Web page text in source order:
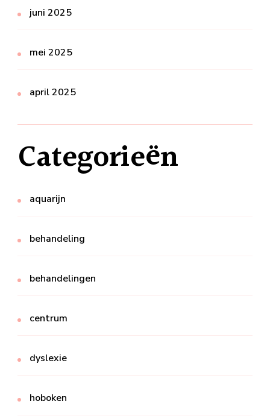
juni 2025
mei 2025
april 2025
Categorieën
aquarijn
behandeling
behandelingen
centrum
dyslexie
hoboken